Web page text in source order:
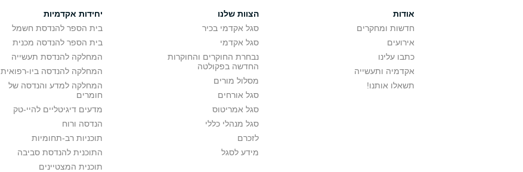
אודות
חדשות ומחקרים
אירועים
כתבו עלינו
אקדמיה ותעשייה
תשאלו אותנו!
הצוות שלנו
סגל אקדמי בכיר
סגל אקדמי
נבחרת החוקרים והחוקרות
החדשה בפקולטה
מסלול מורים
סגל אורחים
סגל אמריטוס
סגל מנהלי כללי
לזכרם
מידע לסגל
יחידות אקדמיות
בית הספר להנדסת חשמל
בית הספר להנדסה מכנית
המחלקה להנדסת תעשייה
המחלקה להנדסה ביו-רפואית
המחלקה למדע והנדסה של
חומרים
מדעים דיגיטליים להיי-טק
הנדסה ורוח
תוכניות רב-תחומיות
התוכנית להנדסת סביבה
תוכנית המצטיינים